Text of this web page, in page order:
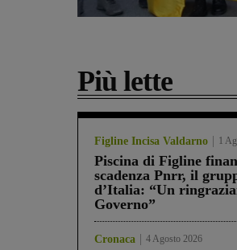
Più lette
Figline Incisa Valdarno 1
Piscina di Figline
scadenza Pnrr, il
d’Italia: “Un
Governo”
Cronaca 4 Agosto 2026